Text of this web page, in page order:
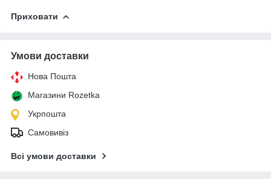
Приховати
Умови доставки
Нова Пошта
Магазини Rozetka
Укрпошта
Самовивіз
Всі умови доставки